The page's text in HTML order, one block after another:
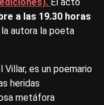
a las 19.30 horas
autora la poeta
Villar, es un poemario
heridas
metáfora